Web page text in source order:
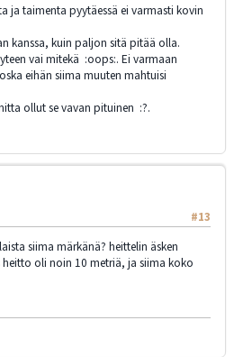
ja taimenta pyytäessä ei varmasti kovin
kanssa, kuin paljon sitä pitää olla.
vai mitekä :oops:. Ei varmaan
eihän siima muuten mahtuisi
ollut se vavan pituinen :?.
#13
siima märkänä? heittelin äsken
oli noin 10 metriä, ja siima koko